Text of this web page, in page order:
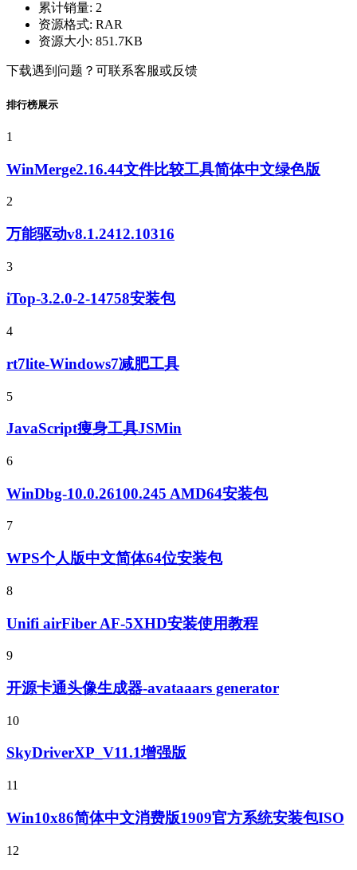
累计销量: 2
资源格式: RAR
资源大小: 851.7KB
下载遇到问题？可联系客服或反馈
排行榜展示
1
WinMerge2.16.44文件比较工具简体中文绿色版
2
万能驱动v8.1.2412.10316
3
iTop-3.2.0-2-14758安装包
4
rt7lite-Windows7减肥工具
5
JavaScript痩身工具JSMin
6
WinDbg-10.0.26100.245 AMD64安装包
7
WPS个人版中文简体64位安装包
8
Unifi airFiber AF-5XHD安装使用教程
9
开源卡通头像生成器-avataaars generator
10
SkyDriverXP_V11.1增强版
11
Win10x86简体中文消费版1909官方系统安装包ISO
12